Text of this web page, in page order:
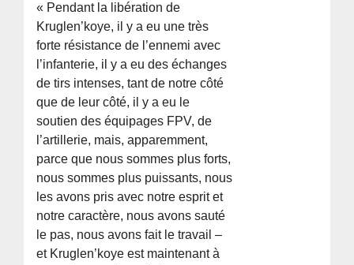
« Pendant la libération de
Kruglen’koye, il y a eu une très
forte résistance de l’ennemi avec
l’infanterie, il y a eu des échanges
de tirs intenses, tant de notre côté
que de leur côté, il y a eu le
soutien des équipages FPV, de
l’artillerie, mais, apparemment,
parce que nous sommes plus forts,
nous sommes plus puissants, nous
les avons pris avec notre esprit et
notre caractère, nous avons sauté
le pas, nous avons fait le travail –
et Kruglen’koye est maintenant à